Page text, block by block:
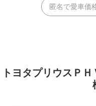
匿名で愛車価
トヨタプリウスＰ